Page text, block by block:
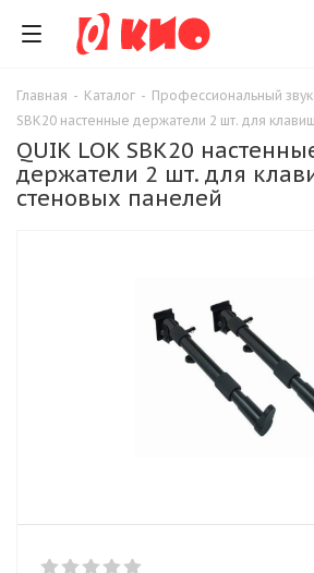
Главная - Каталог - Профессиональный звук
SBK20 настенные держатели 2 шт. для
QUIK LOK SBK20
держатели 2 шт. для
стеновых панелей